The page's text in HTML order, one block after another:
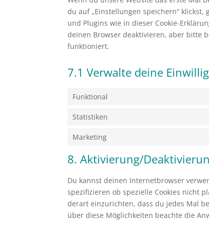
du auf „Einstellungen speichern“
und Plugins wie in dieser Cookie-
deinen Browser deaktivieren, aber bitte
funktioniert.
7.1 Verwalte deine
Funktional
Statistiken
Marketing
8. Aktivierung/
Du kannst deinen Internetbrowser
spezifizieren ob spezielle Cookies nicht
derart einzurichten, dass du jedes Mal
über diese Möglichkeiten beachte die